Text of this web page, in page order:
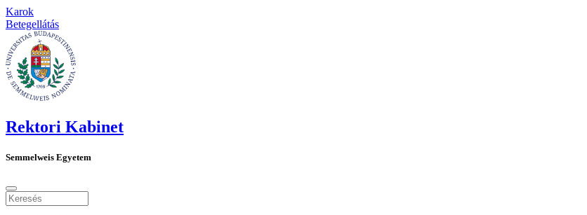
Karok
Betegellátás
Rektori Kabinet
Semmelweis Egyetem